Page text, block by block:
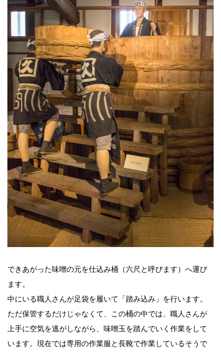
できあがった味噌の元を仕込み桶（六尺と呼びます）へ運び
ます。
中にいる職人さんが足袋を履いて「踏み込み」を行います。
ただ保管するだけじゃなくて、この桶の中では、職人さんが
上手に空気を逃がしながら、味噌玉を踏んでいく作業をして
います。現在では専用の作業服と長靴で作業しているそうで